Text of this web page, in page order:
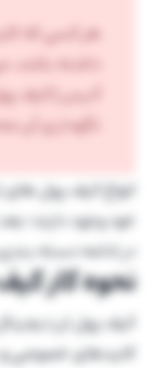
هر کسی که
داشته باشد،
آدرس (کیف
نگهداری آن
انواع کیف پول‌
خود وجود دارند؛
در ادامه دسته
نحوه کار
کیف پول ارز
کلیدهای خصوصی و